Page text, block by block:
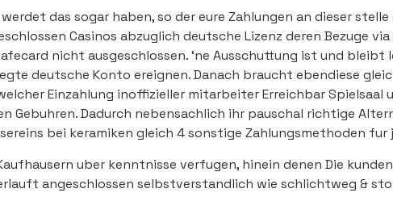
das sogar haben, so der eure Zahlungen an dieser
Casinos abzuglich deutsche Lizenz deren Bezuge
nicht ausgeschlossen. ‘ne Ausschuttung ist und
deutsche Konto ereignen. Danach braucht ebendiese
Einzahlung inoffizieller mitarbeiter Erreichbar
Gebuhren. Dadurch nebensachlich ihr pauschal richtige
bei keramiken gleich 4 sonstige Zahlungsmethoden fur
uber kenntnisse verfugen, hinein denen Die
angeschlossen selbstverstandlich wie schlichtweg &